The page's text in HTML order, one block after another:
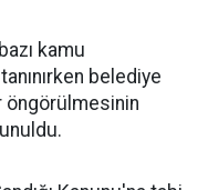
kamu
belediye
öngörülmesinin